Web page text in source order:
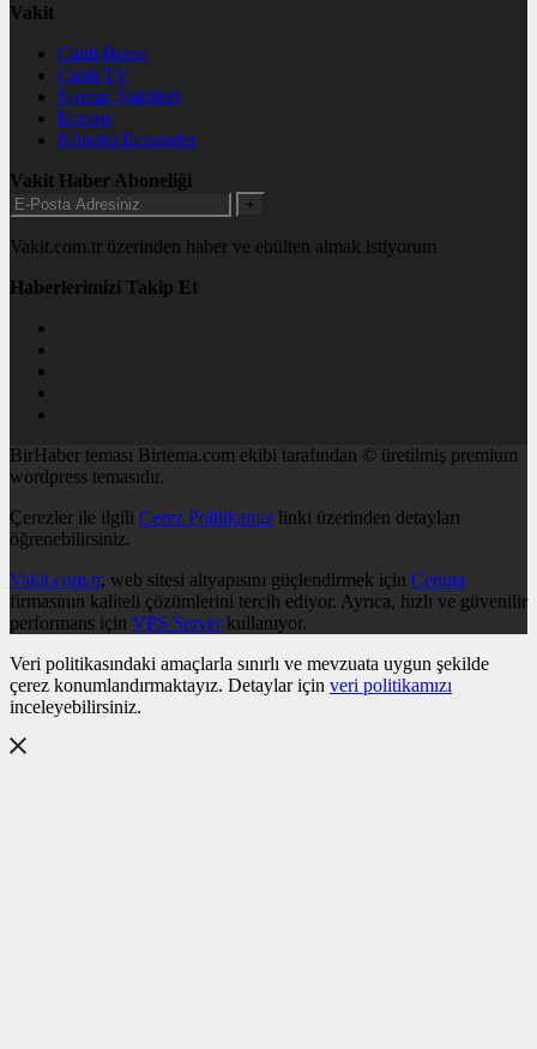
Vakit
Canlı Borsa
Canlı TV
Namaz Vakitleri
Eczane
Nöbetçi Eczaneler
Vakit Haber Aboneliği
+
Vakit.com.tr üzerinden haber ve ebülten almak istiyorum
Haberlerimizi Takip Et
BirHaber teması Birtema.com ekibi tarafından © üretilmiş premium
wordpress temasıdır.
Çerezler ile ilgili Çerez Politikamız linki üzerinden detayları
öğrenebilirsiniz.
Vakit.com.tr, web sitesi altyapısını güçlendirmek için Cenuta
firmasının kaliteli çözümlerini tercih ediyor. Ayrıca, hızlı ve güvenilir
performans için VPS Serverkullanıyor.
Veri politikasındaki amaçlarla sınırlı ve mevzuata uygun şekilde
çerez konumlandırmaktayız. Detaylar için veri politikamızı
inceleyebilirsiniz.